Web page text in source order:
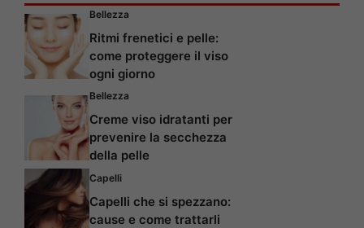
Bellezza
Ritmi frenetici e pelle:
come proteggere il viso
ogni giorno
Bellezza
Creme viso idratanti per
prevenire la secchezza
della pelle
Capelli
Capelli che si spezzano:
cause e come trattarli